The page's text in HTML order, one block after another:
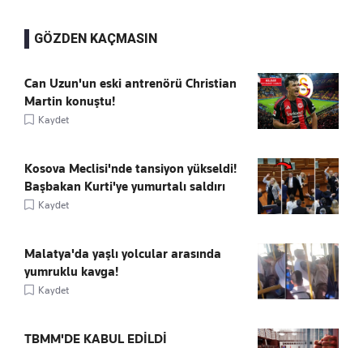
GÖZDEN KAÇMASIN
Can Uzun'un eski antrenörü Christian
Martin konuştu!
Kaydet
Kosova Meclisi'nde tansiyon yükseldi!
Başbakan Kurti'ye yumurtalı saldırı
Kaydet
Malatya'da yaşlı yolcular arasında
yumruklu kavga!
Kaydet
TBMM'DE KABUL EDİLDİ